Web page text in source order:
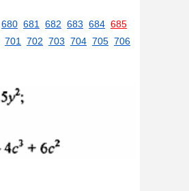
680 681 682 683 684 685
701 702 703 704 705 706